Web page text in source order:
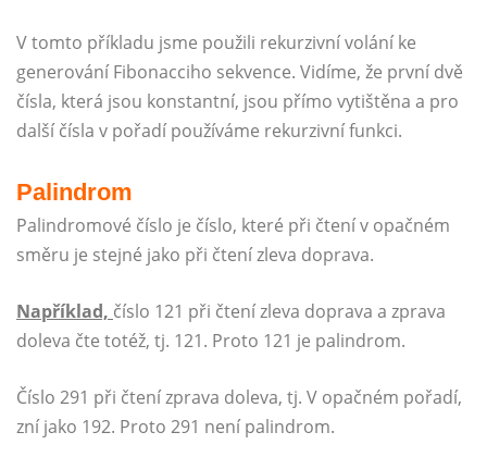
V tomto příkladu jsme použili rekurzivní volání ke
generování Fibonacciho sekvence. Vidíme, že první dvě
čísla, která jsou konstantní, jsou přímo vytištěna a pro
další čísla v pořadí používáme rekurzivní funkci.
Palindrom
Palindromové číslo je číslo, které při čtení v opačném
směru je stejné jako při čtení zleva doprava.
Například, číslo 121 při čtení zleva doprava a zprava
doleva čte totéž, tj. 121. Proto 121 je palindrom.
Číslo 291 při čtení zprava doleva, tj. V opačném pořadí,
zní jako 192. Proto 291 není palindrom.